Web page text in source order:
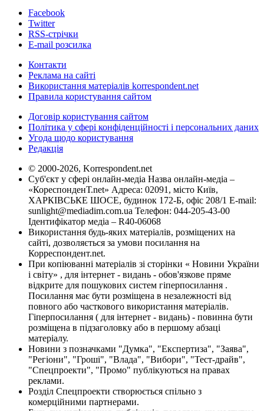
Facebook
Twitter
RSS-стрічки
E-mail розсилка
Контакти
Реклама на сайті
Використання матеріалів korrespondent.net
Правила користування сайтом
Договір користування сайтом
Політика у сфері конфіденційності і персональних даних
Угода щодо користування
Редакція
© 2000-2026, Korrespondent.net
Суб'єкт у сфері онлайн-медіа Назва онлайн-медіа –
«КореспонденТ.net» Адреса: 02091, місто Київ,
ХАРКІВСЬКЕ ШОСЕ, будинок 172-Б, офіс 208/1 E-mail:
sunlight@mediadim.com.ua Телефон: 044-205-43-00
Ідентифікатор медіа – R40-06068
Використання будь-яких матеріалів, розміщених на
сайті, дозволяється за умови посилання на
Корреспондент.net.
При копіюванні матеріалів зі сторінки « Новини України
і світу» , для інтернет - видань - обов'язкове пряме
відкрите для пошукових систем гіперпосилання .
Посилання має бути розміщена в незалежності від
повного або часткового використання матеріалів.
Гіперпосилання ( для інтернет - видань) - повинна бути
розміщена в підзаголовку або в першому абзаці
матеріалу.
Новини з позначками "Думка", "Експертиза", "Заява",
"Регіони", "Гроші", "Влада", "Вибори", "Тест-драйв",
"Спецпроекти", "Промо" публікуються на правах
реклами.
Розділ Спецпроекти створюється спільно з
комерційними партнерами.